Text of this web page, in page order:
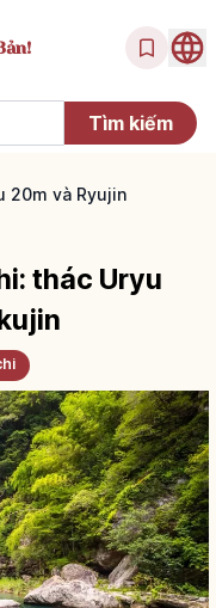
20m và Ryujin
thác Uryu